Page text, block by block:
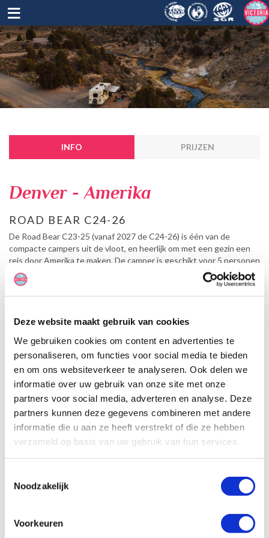
Deze website maakt gebruik van cookies
We gebruiken cookies om content en advertenties te
personaliseren, om functies voor social media te bieden
en om ons websiteverkeer te analyseren. Ook delen we
informatie over uw gebruik van onze site met onze
partners voor social media, adverteren en analyse. Deze
partners kunnen deze gegevens combineren met andere
informatie die u aan ze heeft verstrekt of die ze hebben
verzameld op basis van uw gebruik van hun services.
Noodzakelijk
Voorkeuren
≡
INFO PRIJZEN
Denver - Amerika
ROAD BEAR C24-26
De Road Bear C23-25 (vanaf 2027 de C24-26) is één van de
compacte campers uit de vloot, en heerlijk om met een gezin een
reis door Amerika te maken. De camper is geschikt voor 5 personen
(3 volwassenen en 2 kinderen). Deze motorhome heeft een bed in
de cabover, een vast 2-persoonsbed achterin de camper en de
dinette kan omgebouwd worden tot een 1-persoonsbed.